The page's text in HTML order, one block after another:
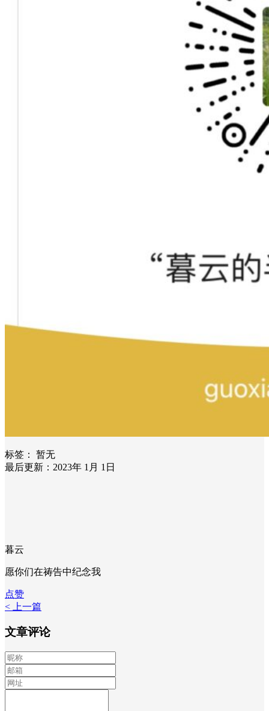
标签：
暂无
最后更新：2023年 1月 1日
暮云
愿你们在祷告中纪念我
点赞
< 上一篇
文章评论